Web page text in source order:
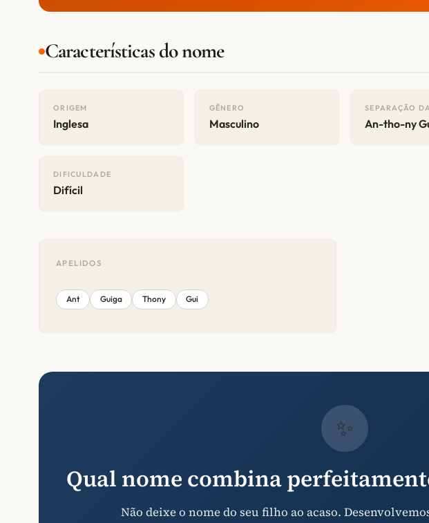
Características do nome
ORIGEM
Inglesa
GÊNERO
Masculino
SEPARAÇÃO
An-tho-ny
DIFICULDADE
Difícil
APELIDOS
Ant Guiga Thony Gui
✨
Qual nome combina
Não deixe o nome do seu filho ao acaso.